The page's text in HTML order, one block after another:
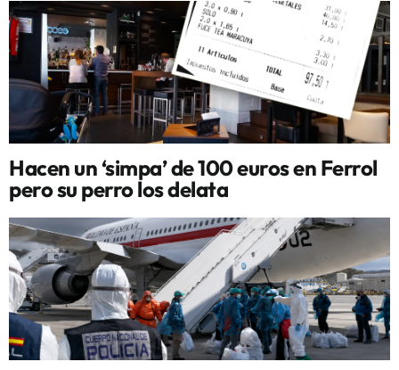
Hacen un ‘simpa’ de 100 euros en Ferrol
pero su perro los delata